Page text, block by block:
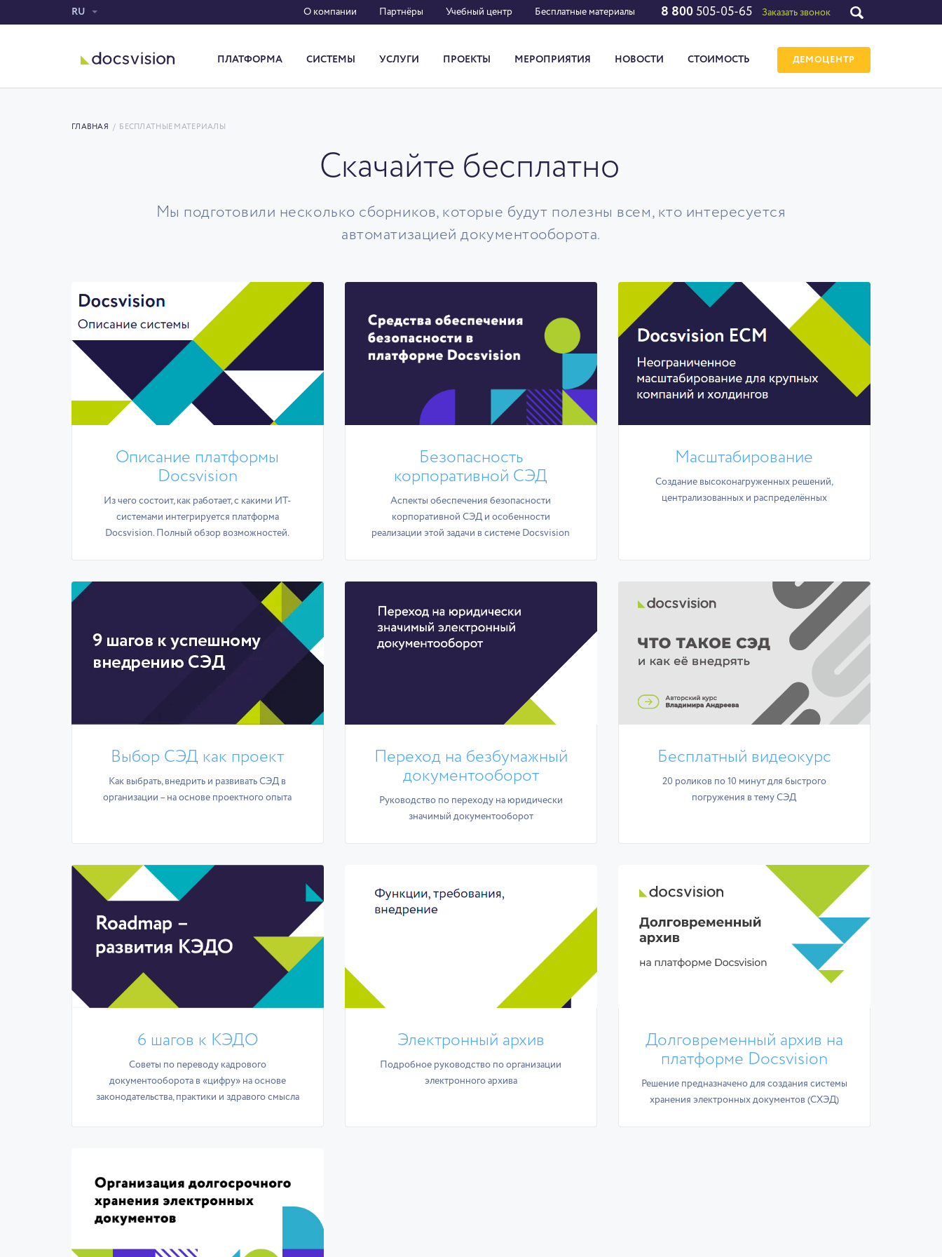
RU О компании Партнёры Учебный центр Бесплатные материалы 8 800 505-05-65 Заказать звонок
ПЛАТФОРМА СИСТЕМЫ УСЛУГИ ПРОЕКТЫ МЕРОПРИЯТИЯ НОВОСТИ СТОИМОСТЬ ДЕМОЦЕНТР
ГЛАВНАЯ / БЕСПЛАТНЫЕ МАТЕРИАЛЫ
Скачайте бесплатно
Мы подготовили несколько сборников, которые будут полезны всем, кто интересуется
автоматизацией документооборота.
Описание платформы
Docsvision
Из чего состоит, как работает, с какими ИТ-
системами интегрируется платформа
Docsvision. Полный обзор возможностей.
Безопасность
корпоративной СЭД
Аспекты обеспечения безопасности
корпоративной СЭД и особенности
реализации этой задачи в системе Docsvision
Масштабирование
Создание высоконагруженных решений,
централизованных и распределённых
Выбор СЭД как проект
Как выбрать, внедрить и развивать СЭД в
организации – на основе проектного опыта
Переход на безбумажный
документооборот
Руководство по переходу на юридически
значимый документооборот
Бесплатный видеокурс
20 роликов по 10 минут для быстрого
погружения в тему СЭД
6 шагов к КЭДО
Советы по переводу кадрового
документооборота в «цифру» на основе
законодательства, практики и здравого смысла
Электронный архив
Подробное руководство по организации
электронного архива
Долговременный архив на
платформе Docsvision
Решение предназначено для создания системы
хранения электронных документов (СХЭД)